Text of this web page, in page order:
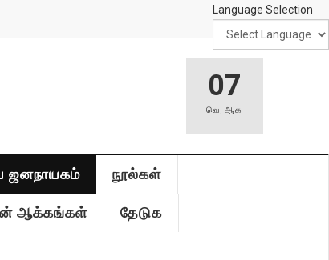
Language Selection
07
வெ,ஆக
ஜனநாயகம் நூல்கள்
ஆக்கங்கள் தேடுக